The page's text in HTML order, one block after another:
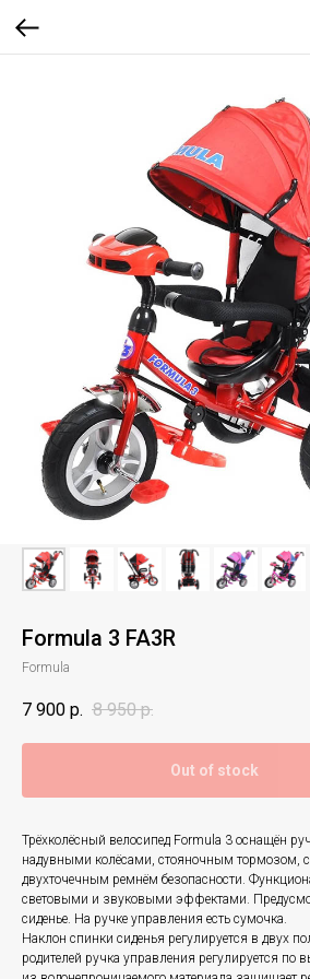
Formula 3 FA3R
Formula
7 900 р. 8 950 р.
Out of stock
Трёхколёсный велосипед Formula 3 оснащён
надувными колёсами, стояночным тормозом,
двухточечным ремнём безопасности.
световыми и звуковыми эффектами.
сиденье. На ручке управления есть сумочка.
Наклон спинки сиденья регулируется в двух
родителей ручка управления регулируется по